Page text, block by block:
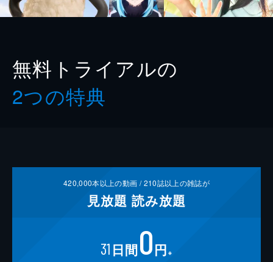
無料トライアルの
2つの特典
420,000本以上の動画 /210誌以上の雑誌が
見放題 読み放題
31 日間0円 ※